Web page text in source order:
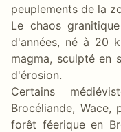
peuplements de la
Le chaos
d'années, né à 20
magma, sculpté en
d'érosion.
Certains
Brocéliande,
forêt féerique en